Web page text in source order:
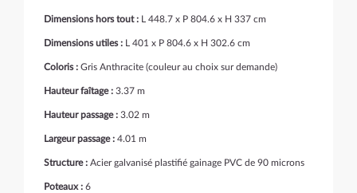
Dimensions hors tout : L 448.7 x P 804.6 x H 337 cm
Dimensions utiles : L 401 x P 804.6 x H 302.6 cm
Coloris : Gris Anthracite (couleur au choix sur demande)
Hauteur faîtage : 3.37 m
Hauteur passage : 3.02 m
Largeur passage : 4.01 m
Structure : Acier galvanisé plastifié gainage PVC de 90 microns
Poteaux : 6